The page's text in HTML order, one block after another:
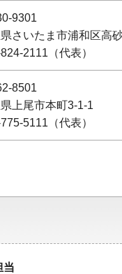
9301
さいたま市浦和区高
2111（代表）
8501
上尾市本町3-1-1
5111（代表）
当